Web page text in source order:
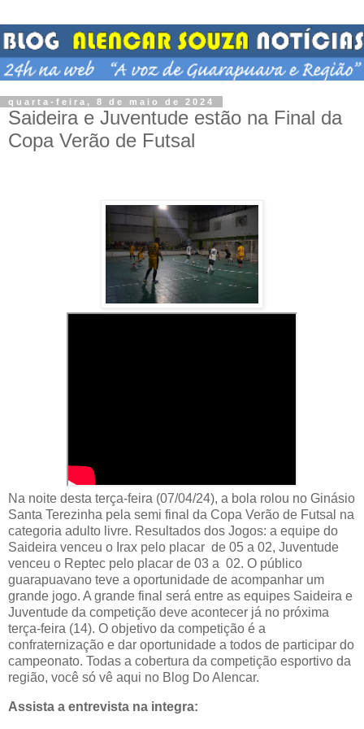
quarta-feira, 8 de maio de 2024
Saideira e Juventude estão na Final da
Copa Verão de Futsal
Na noite desta terça-feira (07/04/24), a bola rolou no Ginásio
Santa Terezinha pela semi final da Copa Verão de Futsal na
categoria adulto livre. Resultados dos Jogos: a equipe do
Saideira venceu o Irax pelo placar de 05 a 02, Juventude
venceu o Reptec pelo placar de 03 a 02. O público
guarapuavano teve a oportunidade de acompanhar um
grande jogo. A grande final será entre as equipes Saideira e
Juventude da competição deve acontecer já no próxima
terça-feira (14). O objetivo da competição é a
confraternização e dar oportunidade a todos de participar do
campeonato. Todas a cobertura da competição esportivo da
região, você só vê aqui no Blog Do Alencar.
Assista a entrevista na integra: